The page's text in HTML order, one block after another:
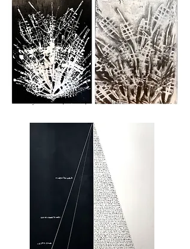
Acrylic 160x114cm 2024